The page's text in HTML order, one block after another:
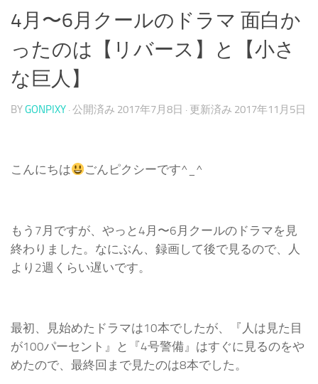
4月〜6月クールのドラマ 面白か
ったのは【リバース】と【小さ
な巨人】
BYGONPIXY · 公開済み 2017年7月8日 · 更新済み 2017年11月5日
こんにちは ごんピクシーです^_^
もう7月ですが、やっと4月〜6月クールのドラマを見
終わりました。なにぶん、録画して後で見るので、人
より2週くらい遅いです。
最初、見始めたドラマは10本でしたが、『人は見た目
が100パーセント』と『4号警備』はすぐに見るのをや
めたので、最終回まで見たのは8本でした。